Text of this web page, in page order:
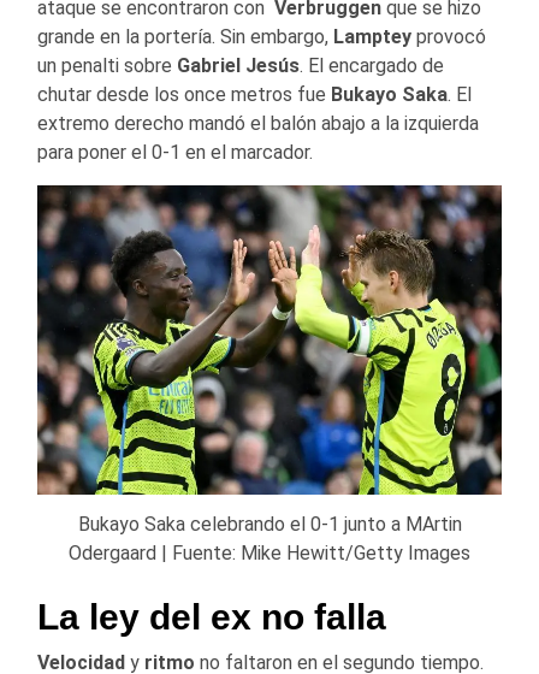
ataque se encontraron con Verbruggen que se hizo
grande en la portería. Sin embargo, Lamptey provocó
un penalti sobre Gabriel Jesús. El encargado de
chutar desde los once metros fue Bukayo Saka. El
extremo derecho mandó el balón abajo a la izquierda
para poner el 0-1 en el marcador.
Bukayo Saka celebrando el 0-1 junto a MArtin
Odergaard | Fuente: Mike Hewitt/Getty Images
La ley del ex no falla
Velocidad y ritmo no faltaron en el segundo tiempo.